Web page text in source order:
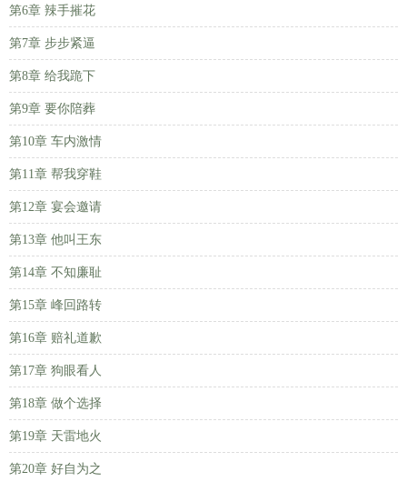
第6章 辣手摧花
第7章 步步紧逼
第8章 给我跪下
第9章 要你陪葬
第10章 车内激情
第11章 帮我穿鞋
第12章 宴会邀请
第13章 他叫王东
第14章 不知廉耻
第15章 峰回路转
第16章 赔礼道歉
第17章 狗眼看人
第18章 做个选择
第19章 天雷地火
第20章 好自为之